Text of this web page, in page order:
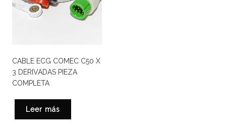
CABLE ECG COMEC C50 X
3 DERIVADAS PIEZA
COMPLETA
Leer más